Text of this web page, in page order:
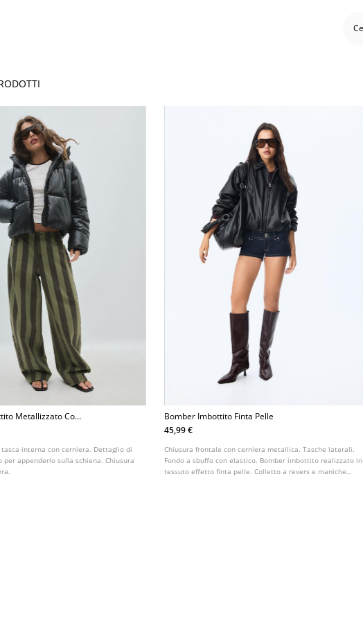
Metallizzato Con
interna con cerniera. Dettaglio di
appenderlo sulla schiena. Chiusura
Bomber Imbottito Finta Pelle
45,99 €
Chiusura frontale con cerniera metallica. Tasche laterali.
Fondo a sbuffo con elastico. Bomber imbottito realizzato in
tessuto effetto finta pelle. Colletto a revers e maniche